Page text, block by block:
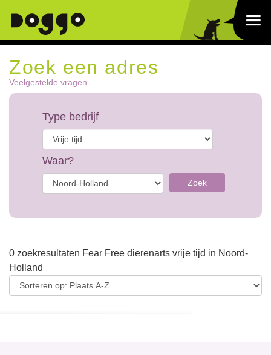
Zoek een adres
Veelgestelde vragen
Type bedrijf
Waar?
Zoek
0 zoekresultaten Fear Free dierenarts vrije tijd in Noord-
Holland